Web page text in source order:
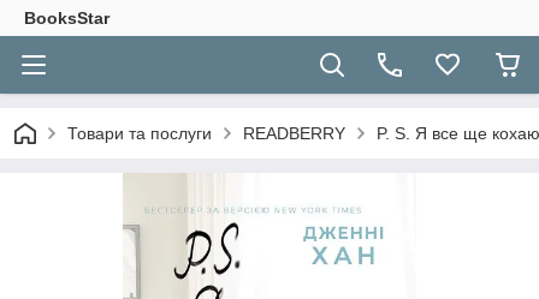
BooksStar
Товари та послуги READBERRY P. S. Я все ще